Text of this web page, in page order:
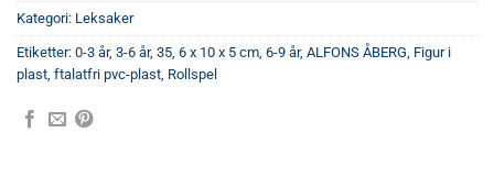
Kategori: Leksaker
Etiketter: 0-3 år, 3-6 år, 35 6 x 10 x 5 cm 6-9 år, ALFONS ÅBERG Figur i
plast ftalatfri pvc-plast Rollspel